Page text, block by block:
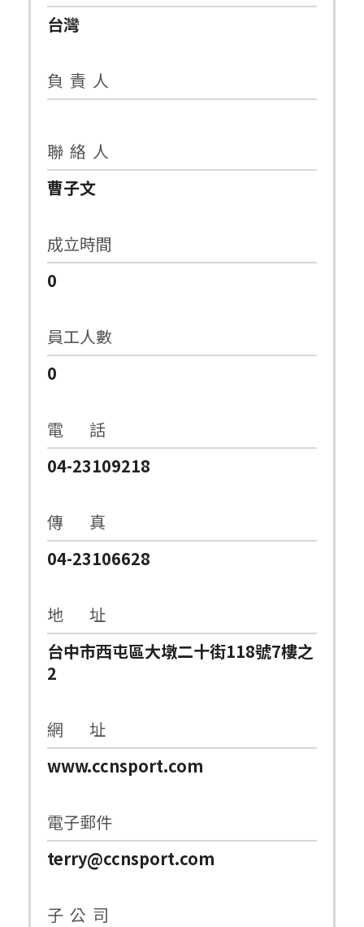
台灣
負 責 人
聯 絡 人
曹子文
成立時間
0
員工人數
0
電 話
04-23109218
傳 真
04-23106628
地 址
台中市西屯區大墩二十街118號7樓之
2
網 址
www.ccnsport.com
電子郵件
terry@ccnsport.com
子 公 司